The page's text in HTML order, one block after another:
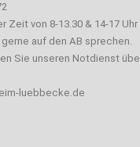
Zeit von 8-13.30 & 14-17
auf den AB sprechen.
Sie unseren Notdienst
luebbecke.de